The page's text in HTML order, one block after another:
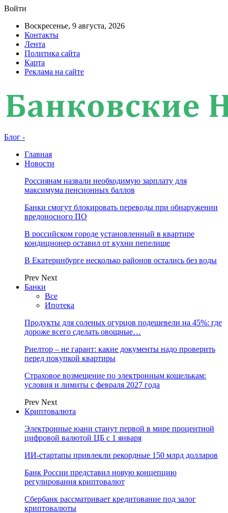
Войти
Воскресенье, 9 августа, 2026
Контакты
Лента
Политика сайта
Карта
Реклама на сайте
Блог -
Главная
Новости
Россиянам назвали необходимую зарплату для
максимума пенсионных баллов
Банки смогут блокировать переводы при обнаружении
вредоносного ПО
В российском городе установленный в квартире
кондиционер оставил от кухни пепелище
В Екатеринбурге несколько районов остались без воды
Prev Next
Банки
Все
Ипотека
Продукты для соленых огурцов подешевели на 45%: где
дороже всего сделать овощные…
Риелтор – не гарант: какие документы надо проверить
перед покупкой квартиры
Страховое возмещение по электронным кошелькам:
условия и лимиты с февраля 2027 года
Prev Next
Криптовалюта
Электронные юани станут первой в мире процентной
цифровой валютой ЦБ с 1 января
ИИ-стартапы привлекли рекордные 150 млрд долларов
Банк России представил новую концепцию
регулирования криптовалют
Сбербанк рассматривает кредитование под залог
криптовалюты